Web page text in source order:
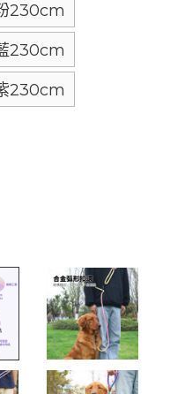
230cm
230cm
230cm